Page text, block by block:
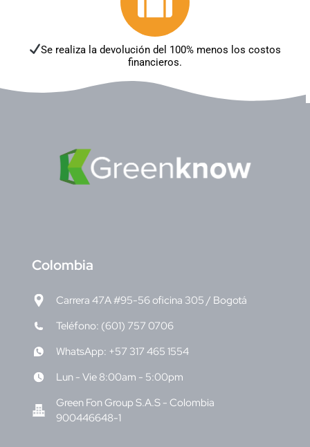
Se realiza la devolución del 100% menos los costos
financieros.
Colombia
Carrera 47A #95-56 oficina 305 / Bogotá
Teléfono: (601) 757 0706
WhatsApp: +57 317 465 1554
Lun - Vie 8:00am - 5:00pm
Green Fon Group S.A.S - Colombia
900446648-1